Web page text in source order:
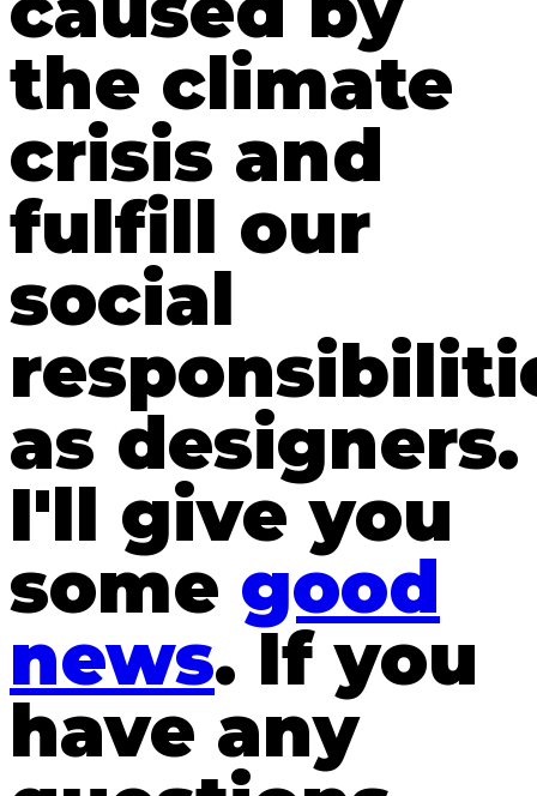
the climate
crisis and
fulfill our
social
as designers.
I'll give you
some good
news. If you
have any